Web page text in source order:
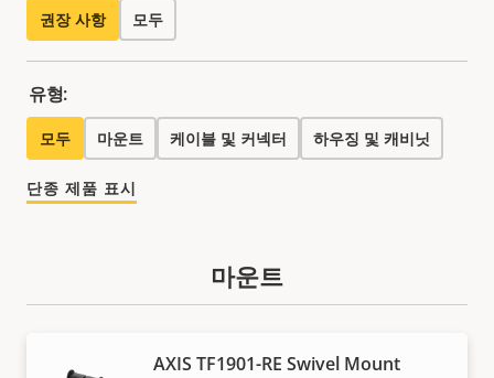
권장 사항 모두
유형:
모두 마운트 케이블 및 커넥터 하우징 및 캐비닛
단종 제품 표시
마운트
AXIS TF1901-RE Swivel Mount